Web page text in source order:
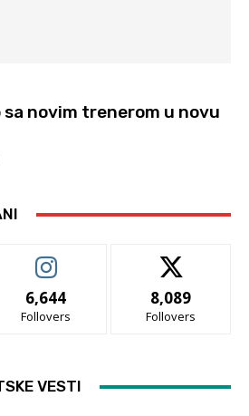
sa novim trenerom u novu
6,644
Follovers
8,089
Follovers
VESTI